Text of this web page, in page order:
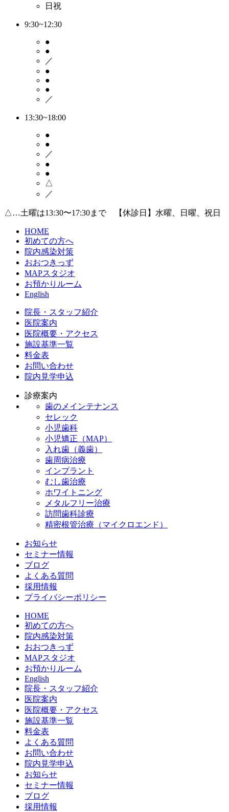
日祝
9:30~12:30
●
●
／
●
●
●
／
13:30~18:00
●
●
／
●
●
△
／
△…土曜は13:30〜17:30まで 【休診日】水曜、日曜、祝日
HOME
初めての方へ
院内感染対策
おおつきっず
MAPスタジオ
お預かりルーム
English
院長・スタッフ紹介
医院案内
医院概要・アクセス
施設基準一覧
料金表
お問い合わせ
院内見学申込
診療案内
歯のメインテナンス
セレック
小児歯科
小児矯正（MAP）
入れ歯（義歯）
歯周病治療
インプラント
むし歯治療
ホワイトニング
メタルフリー治療
訪問歯科診療
精密根管治療（マイクロエンド）
お知らせ
セミナー情報
ブログ
よくある質問
採用情報
プライバシーポリシー
HOME
初めての方へ
院内感染対策
おおつきっず
MAPスタジオ
お預かりルーム
English
院長・スタッフ紹介
医院案内
医院概要・アクセス
施設基準一覧
料金表
よくある質問
お問い合わせ
院内見学申込
お知らせ
セミナー情報
ブログ
採用情報